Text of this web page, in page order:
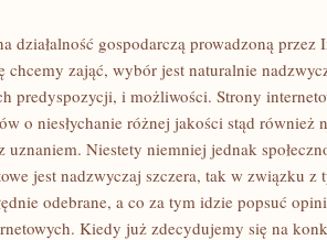
działalność gospodarczą prowadzoną przez
chcemy zająć, wybór jest naturalnie
predyspozycji, i możliwości. Strony
o niesłychanie różnej jakości stąd również
uznaniem. Niestety niemniej jednak
jest nadzwyczaj szczera, tak w związku z
odebrane, a co za tym idzie popsuć
Kiedy już zdecydujemy się na